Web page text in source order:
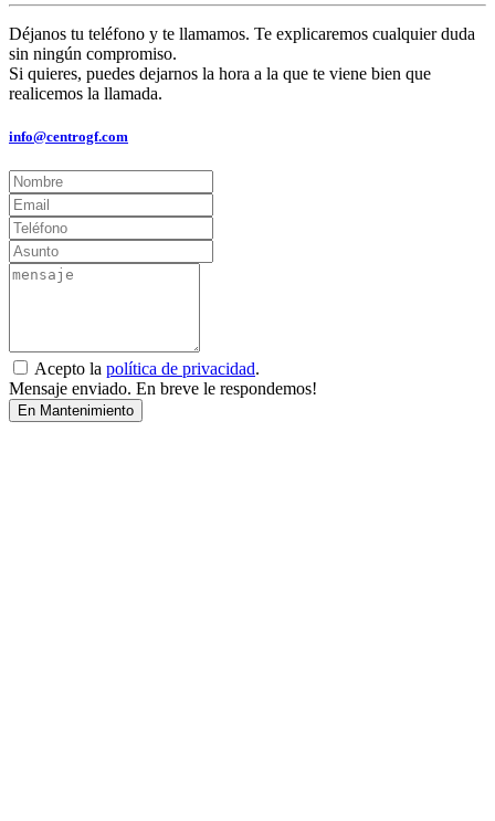
Déjanos tu teléfono y te llamamos. Te explicaremos cualquier duda
sin ningún compromiso.
Si quieres, puedes dejarnos la hora a la que te viene bien que
realicemos la llamada.
info@centrogf.com
Acepto la política de privacidad.
Mensaje enviado. En breve le respondemos!
En Mantenimiento